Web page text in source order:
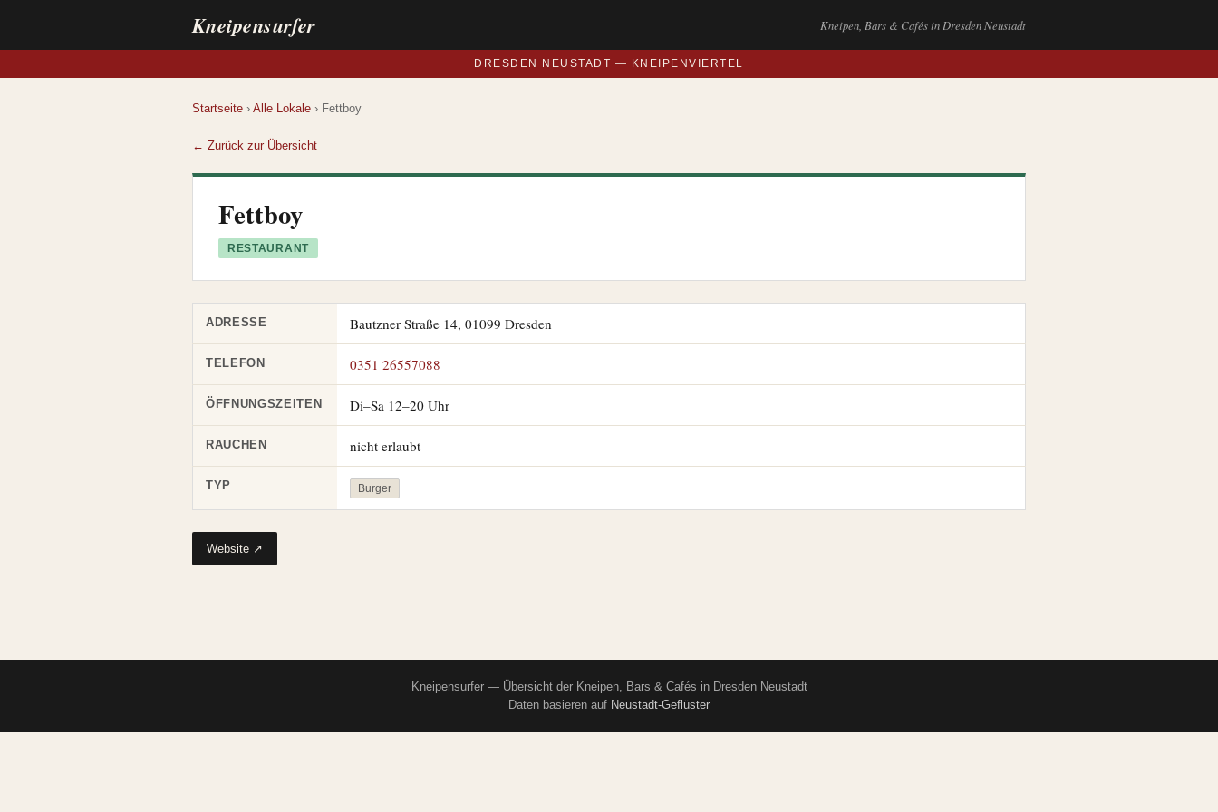
Kneipensurfer Kneipen, Bars & Cafés in Dresden Neustadt
DRESDEN NEUSTADT — KNEIPENVIERTEL
Startseite › Alle Lokale › Fettboy
← Zurück zur Übersicht
Fettboy
RESTAURANT
ADRESSE Bautzner Straße 14, 01099 Dresden
TELEFON 0351 26557088
ÖFFNUNGSZEITEN Di–Sa 12–20 Uhr
RAUCHEN nicht erlaubt
TYP Burger
Website ↗
Kneipensurfer — Übersicht der Kneipen, Bars & Cafés in Dresden Neustadt
Daten basieren auf Neustadt-Geflüster